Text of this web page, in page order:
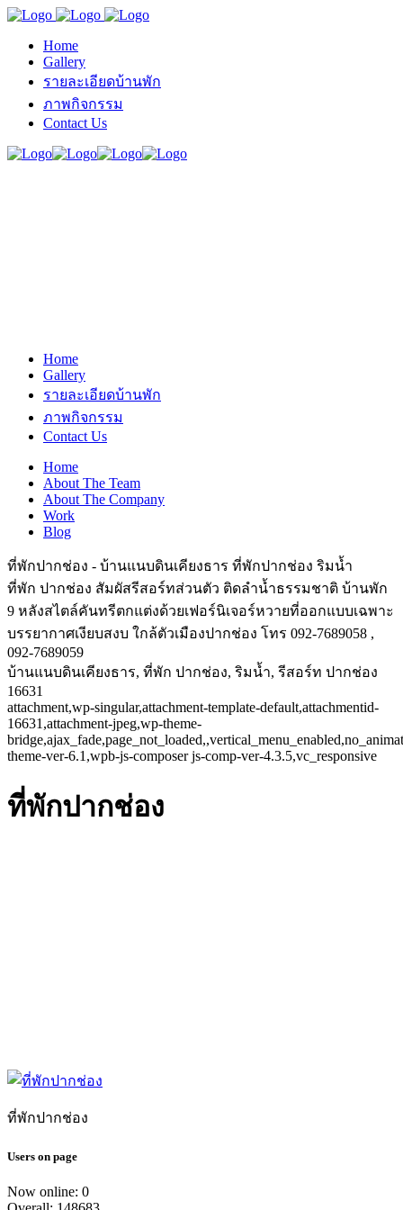
Home
Gallery
รายละเอียดบ้านพัก
ภาพกิจกรรม
Contact Us
Home
Gallery
รายละเอียดบ้านพัก
ภาพกิจกรรม
Contact Us
Home
About The Team
About The Company
Work
Blog
ที่พักปากช่อง - บ้านแนบดินเคียงธาร ที่พักปากช่อง ริมน้ำ
ที่พัก ปากช่อง สัมผัสรีสอร์ทส่วนตัว ติดลำน้ำธรรมชาติ บ้านพัก
9 หลังสไตล์คันทรีตกแต่งด้วยเฟอร์นิเจอร์หวายที่ออกแบบเฉพาะ
บรรยากาศเงียบสงบ ใกล้ตัวเมืองปากช่อง โทร 092-7689058 ,
092-7689059
บ้านแนบดินเคียงธาร, ที่พัก ปากช่อง, ริมน้ำ, รีสอร์ท ปากช่อง
16631
attachment,wp-singular,attachment-template-default,attachmentid-
16631,attachment-jpeg,wp-theme-
theme-ver-6.1,wpb-js-composer js-comp-ver-4.3.5,vc_responsive
ที่พักปากช่อง
ที่พักปากช่อง
Users on page
Now online: 0